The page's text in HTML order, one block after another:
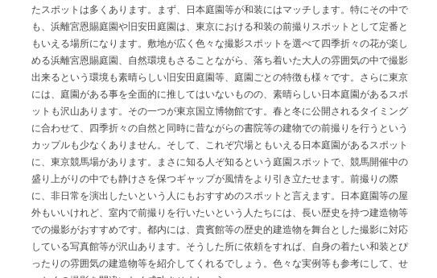
たスポットは多くあります。まず、日本庭園等が和装にはマッチします。特にその中で
も、浜離宮恩賜庭園や旧安田庭園は、東京における和装の前撮りスポットとして定番と
もいえる場所になります。敷地が広く色々な撮影スポットを選べて四季折々の花が楽し
める浜離宮恩賜庭園、自然環境もさることながら、落ち着いた大人の雰囲気の中で撮影
出来るという環境も素晴らしい旧安田庭園等、庭園ごとの特徴も様々です。さらに東京
には、庭園がある事を全面的に推してはいないものの、素晴らしい日本庭園があるスポ
ットも沢山あります。その一つが東京国立博物館です。春と冬に公開されるタイミング
に合わせて、四季折々の自然と同時に昔ながらの書院等の建物での前撮りを行うという
カップルも少なくありません。そして、これぞ穴場ともいえる日本庭園があるスポット
に、東京競馬場があります。まさに知る人ぞ知るという庭園スポットで、競馬開催中の
盛り上がりの中でも静けさを保つギャップが風情をより引き立たせます。前撮りの際
に、非日常を演出したいという人にもおすすめのスポットと言えます。日本庭園等の屋
外もいいけれど、室内で前撮りを行いたいという人たちには、長い歴史を持つ建造物等
での撮影がおすすめです。都内には、貴賓館等の歴史的建造物を舞台とした撮影に対応
している写真館等が沢山あります。そうした所に依頼をすれば、自身の着たい和装とぴ
ったりの雰囲気の建造物等を紹介してくれるでしょう。色々な実例等も参考にして、せ